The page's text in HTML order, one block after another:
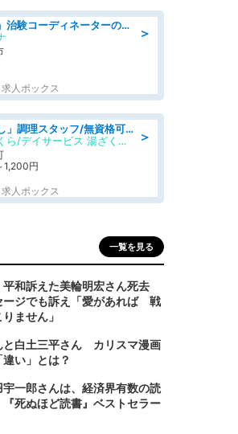
＞
「土日祝休み」治験コーディネーターのお仕事/未経験OK
人ボックス
＞
「残業ほぼなし」調理スタッフ/無資格可/正職員/日勤のみ/デイサービス/社会保障完備
株式会社湯ざくら/デイサービス 湯ざくらケアリゾート
1,200円
人ボックス
一覧を見る
平和訴えた美輪明宏さん死去
ージでも訴え「愛があれば 戦
ません」
と白土三平さん カリスマ漫画
い」とは？
一郎さんは、経済界有数の読
死ぬほど読書』ベストセラー